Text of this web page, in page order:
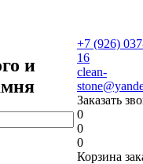
и
+7 (926)
16
clean-
Заказать
0
0
0
Корзина